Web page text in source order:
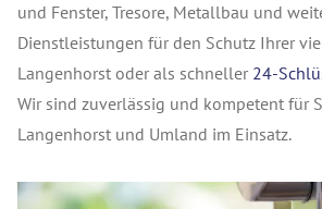
und Fenster, Tresore, Metallbau und
Dienstleistungen für den Schutz Ihrer
Langenhorst oder als schneller 24-
Wir sind zuverlässig und kompetent für
Langenhorst und Umland im Einsatz.